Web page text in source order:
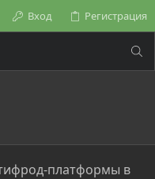
Вход Регистрация
платформы в